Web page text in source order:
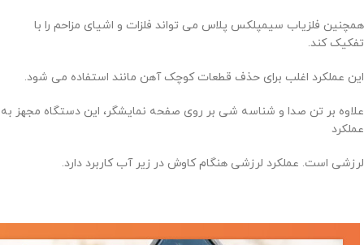
همچنین فلزیاب سیمپلکس پلاس می تواند فلزات و اشیای مزاحم را با
تفکیک کند.
این عملکرد اغلب برای حذف قطعات کوچک آهن مانند استفاده می شود.
علاوه بر تن صدا و شناسه شی بر روی صفحه نمایشگر، این دستگاه مجهز به
عملکرد
لرزشی است. عملکرد لرزشی هنگام کاوش در زیر آب کاربرد دارد.